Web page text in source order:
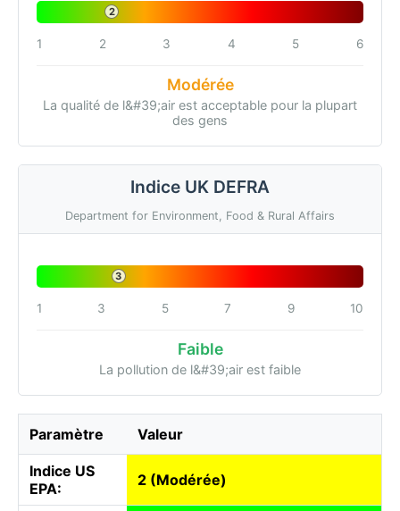
2
1 2 3 4 5 6
Modérée
La qualité de l&#39;air est acceptable pour la plupart
des gens
Indice UK DEFRA
Department for Environment, Food & Rural Affairs
3
1 3 5 7 9 10
Faible
La pollution de l&#39;air est faible
Paramètre Valeur
Indice US
EPA:
2 (Modérée)